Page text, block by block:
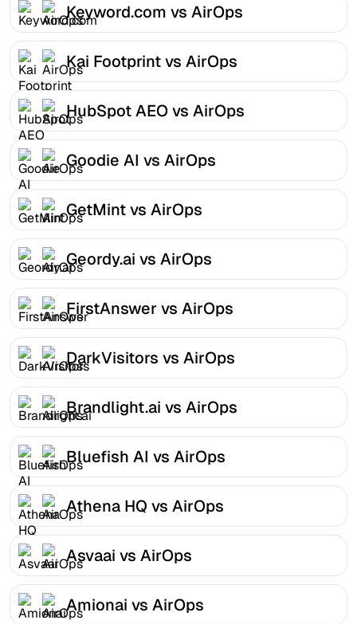
Keyword.com vs AirOps
Kai Footprint vs AirOps
HubSpot AEO vs AirOps
Goodie AI vs AirOps
GetMint vs AirOps
Geordy.ai vs AirOps
FirstAnswer vs AirOps
DarkVisitors vs AirOps
Brandlight.ai vs AirOps
Bluefish AI vs AirOps
Athena HQ vs AirOps
Asvaai vs AirOps
Amionai vs AirOps